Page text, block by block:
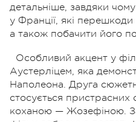
детальніше, завдяки
у Франції, які
а також побачити його
Особливий акцент у
Аустерліцем, яка
Наполеона. Друга
стосується пристрасних
коханою — Жозефіною.